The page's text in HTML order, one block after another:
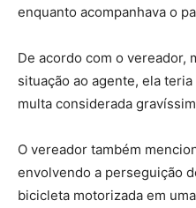
enquanto acompanhava o
De acordo com o vereador,
situação ao agente, ela
multa considerada
O vereador também
envolvendo a perseguição
bicicleta motorizada em